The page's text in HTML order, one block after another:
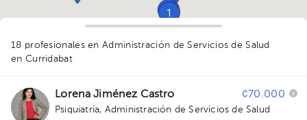
11
18 profesionales en Administración de Servicios de Salud
en Curridabat
Lorena Jiménez Castro ¢70.000
Psiquiatría, Administración de Servicios de Salud